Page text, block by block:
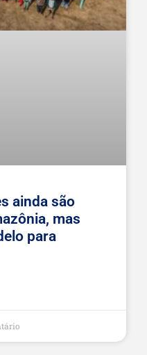
ainda são
mas
para